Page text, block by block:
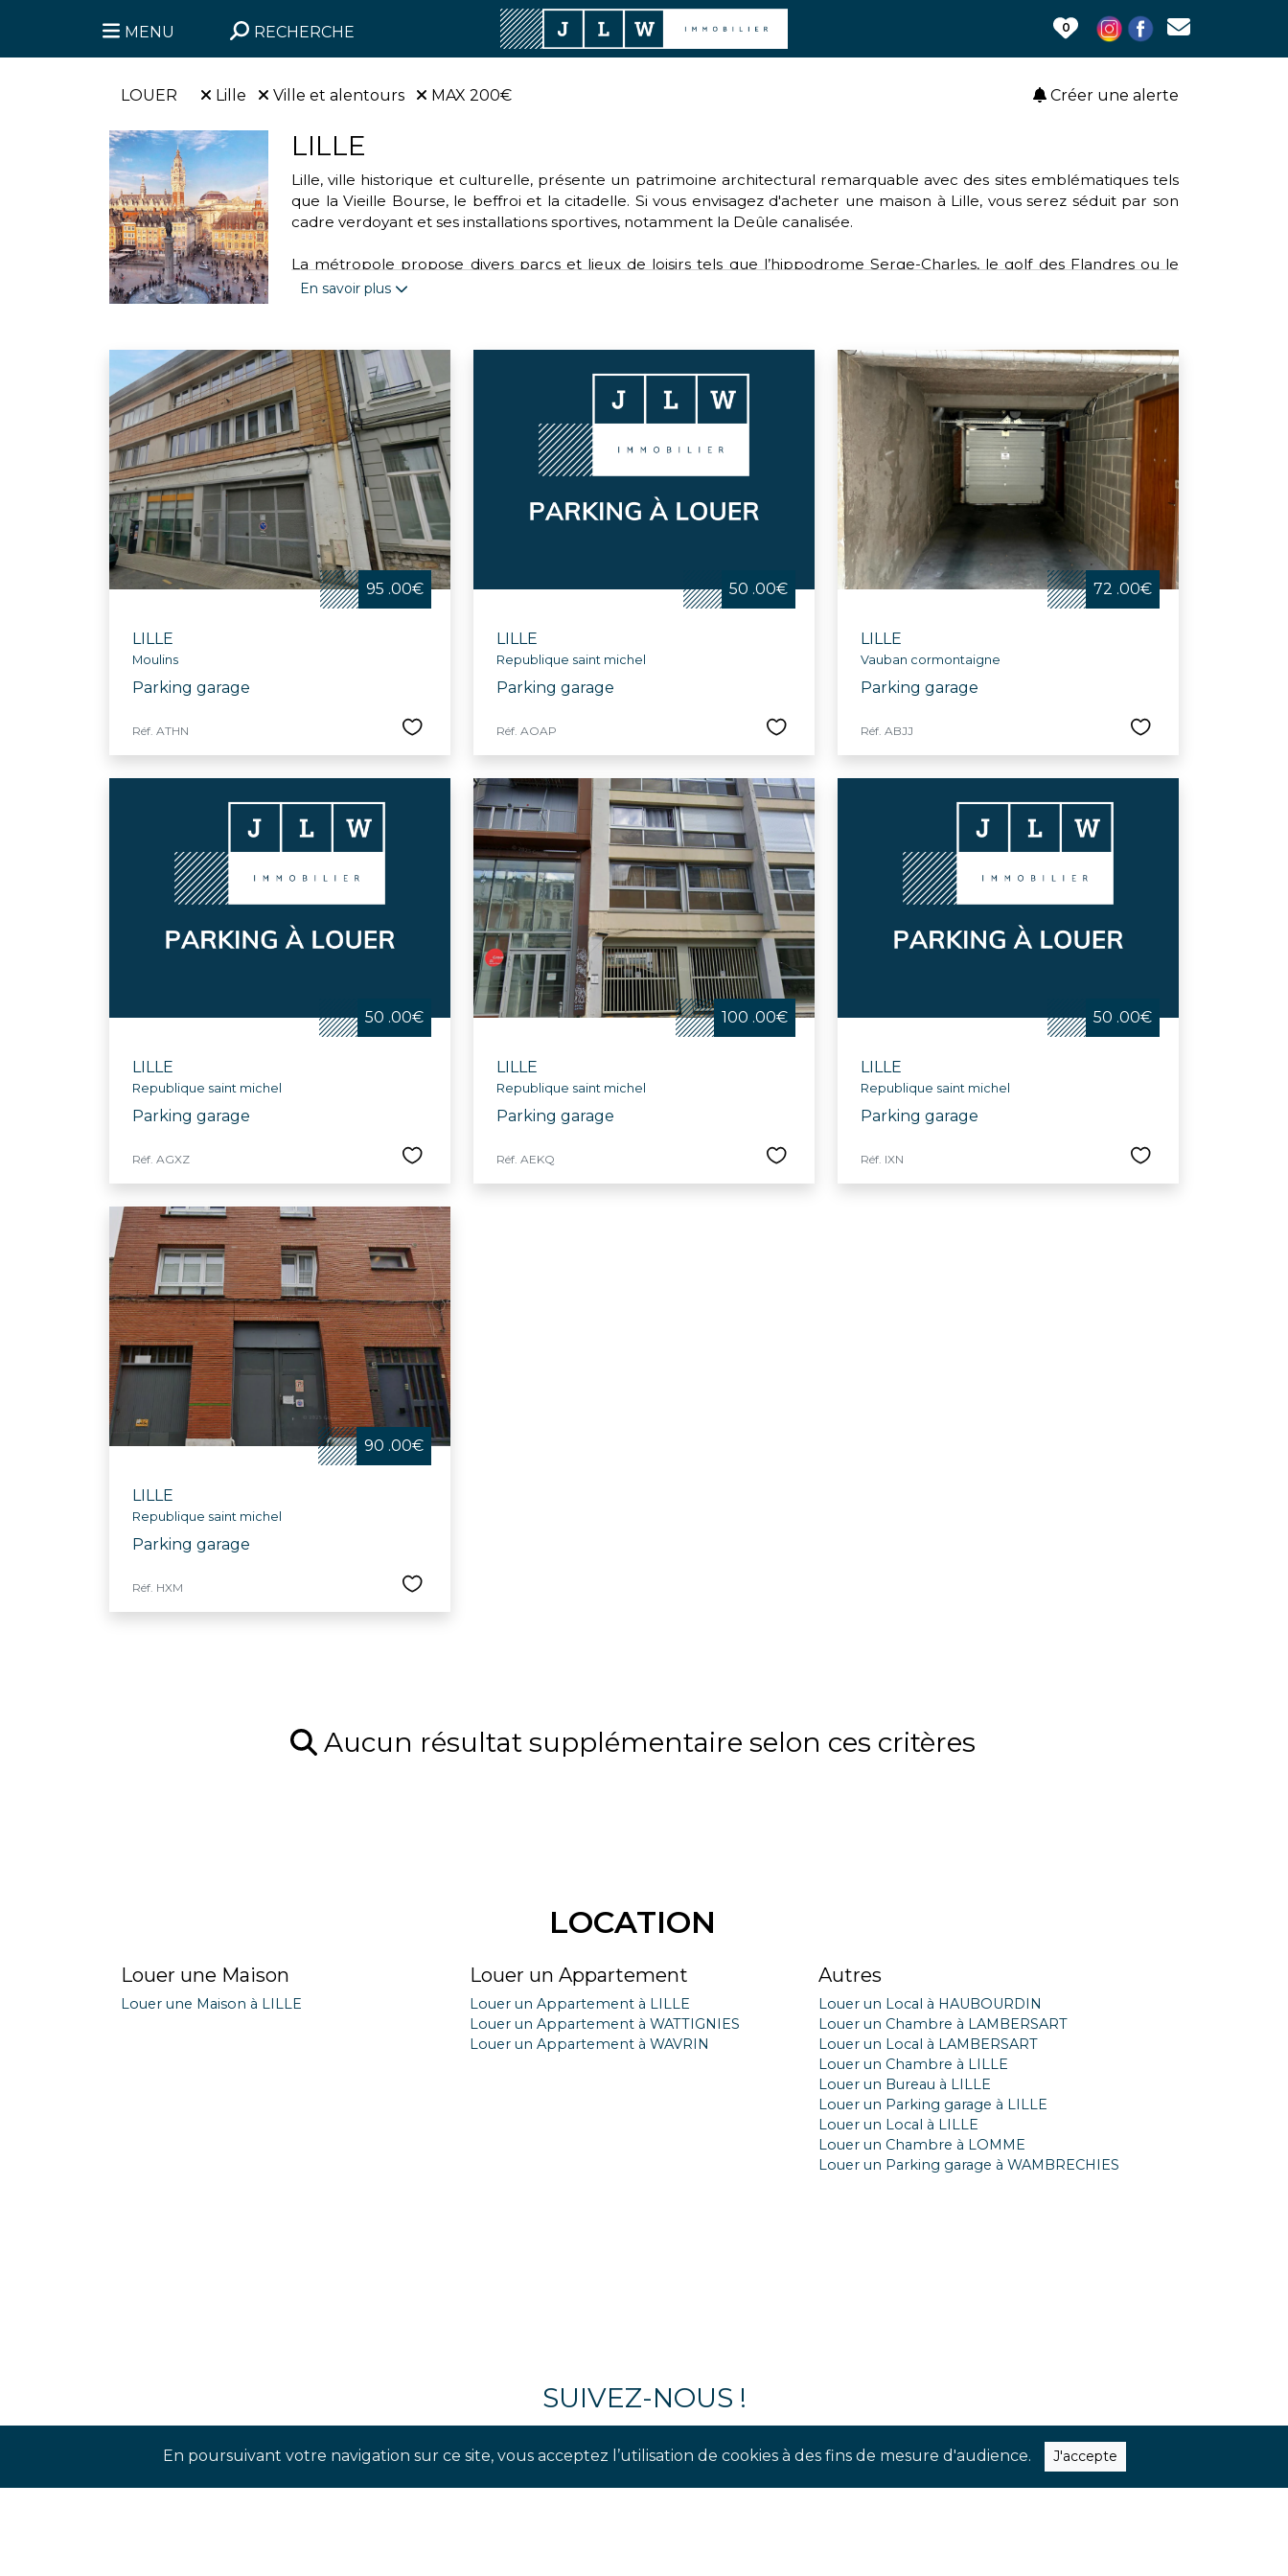
En poursuivant votre navigation sur ce site, vous acceptez l’utilisation de cookies à des fins de mesure d'audience. J'accepte
MENU RECHERCHE 0
Créer une alerte
LOUER Lille Ville et alentours MAX 200€
LILLE
Lille, ville historique et culturelle, présente un patrimoine architectural remarquable avec des sites emblématiques tels
que la Vieille Bourse, le beffroi et la citadelle. Si vous envisagez d'acheter une maison à Lille, vous serez séduit par son
cadre verdoyant et ses installations sportives, notamment la Deûle canalisée.
La métropole propose divers parcs et lieux de loisirs tels que l’hippodrome Serge-Charles, le golf des Flandres ou le
parc de la Citadelle. Pour les amateurs de sports, Lille offre une diversité de clubs tels que le rugby, le volley-ball et le
Engagée dans des actions environnementales, de santé, d'éducation et de culture, Lille soutient des causes telles que
l'association “Mon bonnet rose” pour les femmes atteintes d'un cancer du sein et l'opération de broyage mobile pour
valoriser les déchets verts.
Festive et conviviale, la ville propose tout au long de l'année des animations telles que la Braderie de Lille, la nuit des
bibliothèques, le concert pour l’école Vanoverschelde et la semaine bleue dédiée aux aînés. Avec son riche réseau
d'infrastructures culturelles et sportives, comprenant le Palais des Beaux-Arts, le Grand Palais, le conservatoire
communal et l’école Jeannine-Manuel, Lille offre un cadre idéal pour ceux cherchant une maison à vendre dans une ville
dynamique et bienveillante.
En savoir plus
95 .00€
LILLE
Moulins
Parking garage
Réf. ATHN
50 .00€
LILLE
Republique saint michel
Parking garage
Réf. AOAP
72 .00€
LILLE
Vauban cormontaigne
Parking garage
Réf. ABJJ
50 .00€
LILLE
Republique saint michel
Parking garage
Réf. AGXZ
100 .00€
LILLE
Republique saint michel
Parking garage
Réf. AEKQ
50 .00€
LILLE
Republique saint michel
Parking garage
Réf. IXN
90 .00€
LILLE
Republique saint michel
Parking garage
Réf. HXM
Aucun résultat supplémentaire selon ces critères
LOCATION
Louer une Maison
Louer une Maison à LILLE
Louer un Appartement
Louer un Appartement à LILLE
Louer un Appartement à WATTIGNIES
Louer un Appartement à WAVRIN
Autres
Louer un Local à HAUBOURDIN
Louer un Chambre à LAMBERSART
Louer un Local à LAMBERSART
Louer un Chambre à LILLE
Louer un Bureau à LILLE
Louer un Parking garage à LILLE
Louer un Local à LILLE
Louer un Chambre à LOMME
Louer un Parking garage à WAMBRECHIES
SUIVEZ-NOUS !
évènements à venir.